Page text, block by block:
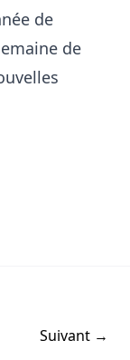
de
de
Suivant →